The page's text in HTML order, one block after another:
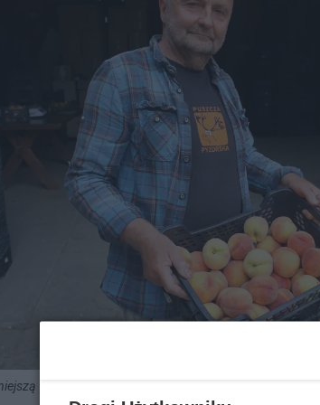
produkcję brzoskwiń, żeby w miarę opłacalnie je